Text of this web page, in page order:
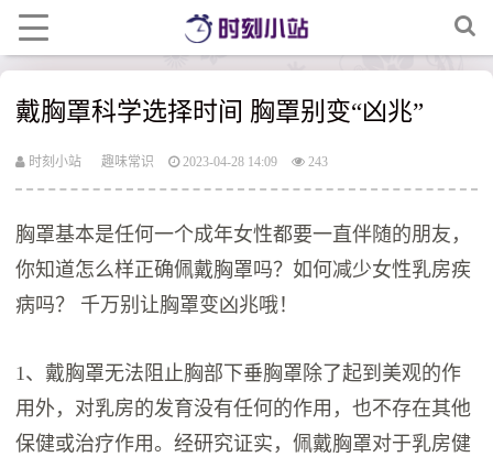
戴胸罩科学选择时间 胸罩别变“凶兆”
时刻小站 趣味常识 2023-04-28 14:09 243
胸罩基本是任何一个成年女性都要一直伴随的朋友，
你知道怎么样正确佩戴胸罩吗？如何减少女性乳房疾
病吗？ 千万别让胸罩变凶兆哦！
1、戴胸罩无法阻止胸部下垂胸罩除了起到美观的作
用外，对乳房的发育没有任何的作用，也不存在其他
保健或治疗作用。经研究证实，佩戴胸罩对于乳房健